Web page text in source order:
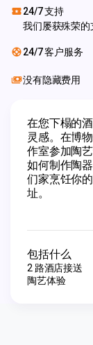
24/7 支持
我们屡获殊荣的
24/7 客户服务
没有隐藏费用
在您下榻的
灵感。在博
作室参加陶
如何制作陶
们家烹饪你
址。
包括什么
2 路酒店接送
陶艺体验